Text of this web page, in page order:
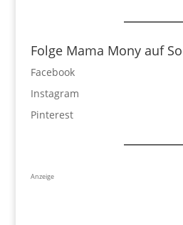
Folge Mama Mony auf
Facebook
Instagram
Pinterest
Anzeige